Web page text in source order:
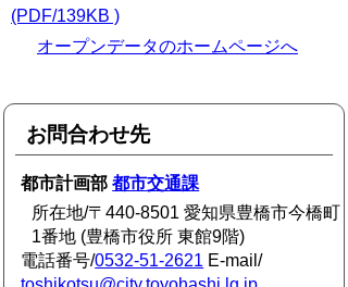
(PDF/139KB )
オープンデータのホームページへ
お問合わせ先
都市計画部都市交通課
所在地/〒440-8501 愛知県豊橋市今橋町
1番地 (豊橋市役所 東館9階)
電話番号/0532-51-2621 E-mail/